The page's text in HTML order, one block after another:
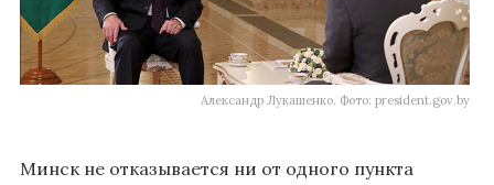
Александр Лукашенко. Фото: president.gov.by
Минск не отказывается ни от одного пункта